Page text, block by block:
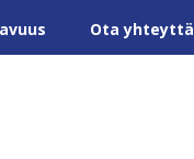
Ota yhteyttä